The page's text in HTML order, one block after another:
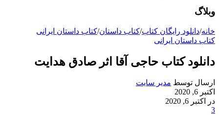
وبلاگ
خانه/دانلود رایگان کتاب/کتاب داستان/کتاب داستان ایرانی
کتاب داستان ایرانی
دانلود کتاب حاجی آقا اثر صادق هدایت
ارسال توسط مدیر سایت
اکتبر 6, 2020
در اکتبر 6, 2020
3